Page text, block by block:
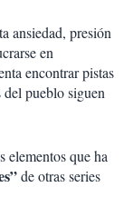
ansiedad, presión
en
encontrar pistas
del pueblo siguen
elementos que ha
de otras series